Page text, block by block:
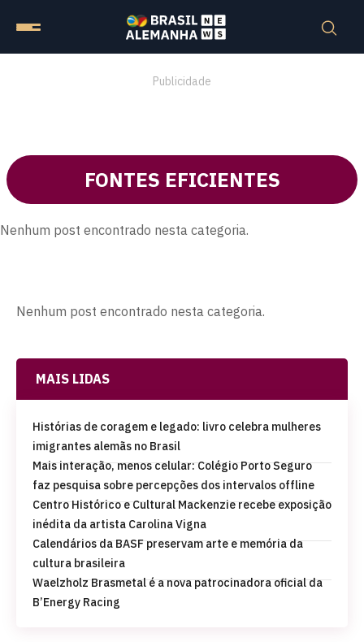
Publicidade
FONTES EFICIENTES
Nenhum post encontrado nesta categoria.
Nenhum post encontrado nesta categoria.
MAIS LIDAS
Histórias de coragem e legado: livro celebra mulheres
imigrantes alemãs no Brasil
Mais interação, menos celular: Colégio Porto Seguro
faz pesquisa sobre percepções dos intervalos offline
Centro Histórico e Cultural Mackenzie recebe exposição
inédita da artista Carolina Vigna
Calendários da BASF preservam arte e memória da
cultura brasileira
Waelzholz Brasmetal é a nova patrocinadora oficial da
B’Energy Racing